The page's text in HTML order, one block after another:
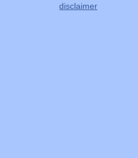
disclaimer